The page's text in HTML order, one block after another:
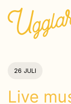
26 JULI
Live